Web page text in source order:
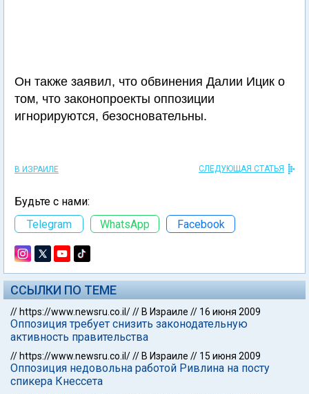
Он также заявил, что обвинения Далии Ицик о
том, что законопроекты оппозиции
игнорируются, безосновательны.
В ИЗРАИЛЕ СЛЕДУЮЩАЯ СТАТЬЯ
Будьте с нами:
Telegram
WhatsApp Facebook
ССЫЛКИ ПО ТЕМЕ
// https://www.newsru.co.il/// В Израиле // 16 июня 2009
Оппозиция требует снизить законодательную
активность правительства
// https://www.newsru.co.il/// В Израиле // 15 июня 2009
Оппозиция недовольна работой Ривлина на посту
спикера Кнессета